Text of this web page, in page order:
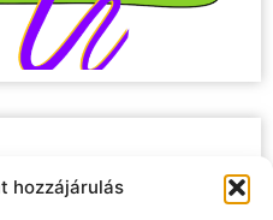
hozzájárulás